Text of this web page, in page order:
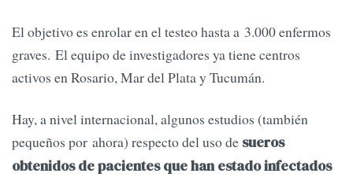
El objetivo es enrolar en el testeo hasta a 3.000 enfermos
graves. El equipo de investigadores ya tiene centros
activos en Rosario, Mar del Plata y Tucumán.
Hay, a nivel internacional, algunos estudios (también
pequeños por ahora) respecto del uso de sueros
obtenidos de pacientes que han estado infectados